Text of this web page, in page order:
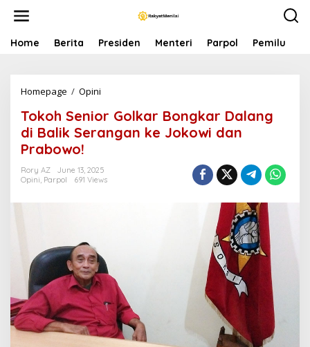
Home Berita Presiden Menteri Parpol Pemilu
Homepage / Opini
k
o
h
e
n
l
k
a
r
B
o
n
g
Tokoh Senior Golkar Bongkar Dalang
di Balik Serangan ke Jokowi dan
Prabowo!
Rory AZ
June 13, 2025
Opini, Parpol 691 Views